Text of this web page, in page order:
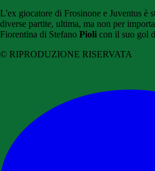
L'ex giocatore di Frosinone e Juventus è
diverse partite, ultima, ma non per
Fiorentina di Stefano Pioli con il suo gol
© RIPRODUZIONE RISERVATA